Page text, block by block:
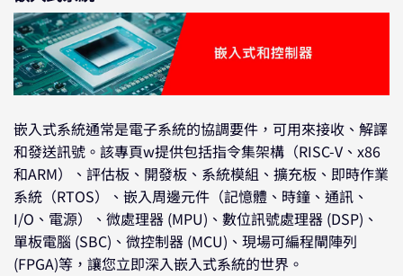
嵌入式系統通常是電子系統的協調要件，可用來接收、解譯
和發送訊號。該專頁w提供包括指令集架構（RISC-V、x86
和ARM）、評估板、開發板、系統模組、擴充板、即時作業
系統（RTOS）、嵌入周邊元件（記憶體、時鐘、通訊、
I/O、電源）、微處理器 (MPU)、數位訊號處理器 (DSP)、
單板電腦 (SBC)、微控制器 (MCU)、現場可編程閘陣列
(FPGA)等，讓您立即深入嵌入式系統的世界。